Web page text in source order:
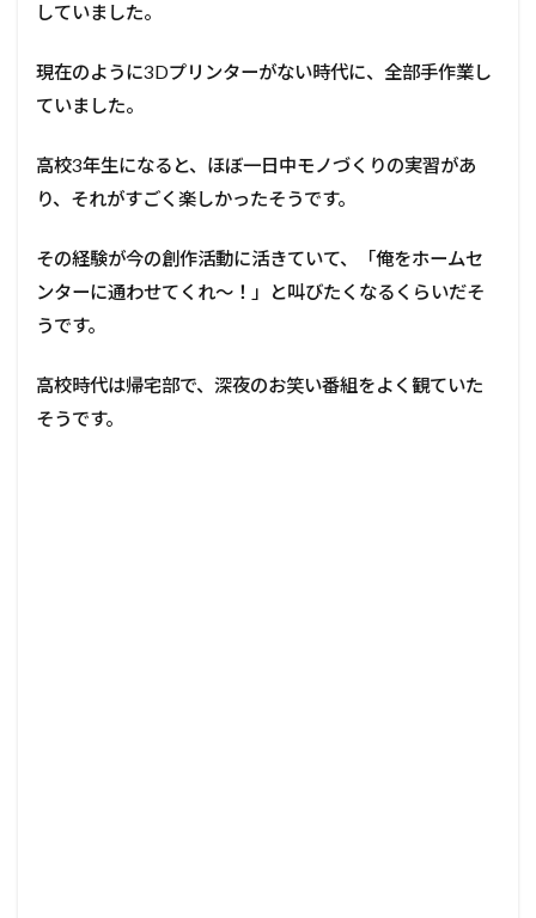
していました。
現在のように3Dプリンターがない時代に、全部手作業し
ていました。
高校3年生になると、ほぼ一日中モノづくりの実習があ
り、それがすごく楽しかったそうです。
その経験が今の創作活動に活きていて、「俺をホームセ
ンターに通わせてくれ〜！」と叫びたくなるくらいだそ
うです。
高校時代は帰宅部で、深夜のお笑い番組をよく観ていた
そうです。